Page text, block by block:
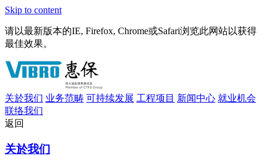
Skip to content
请以最新版本的IE, Firefox, Chrome或Safari浏览此网站以获得
最佳效果。
关於我们 业务范畴 可持续发展 工程项目 新闻中心 就业机会
联络我们
返回
关於我们